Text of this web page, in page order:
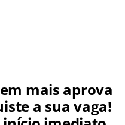
mais aprova
a sua vaga!